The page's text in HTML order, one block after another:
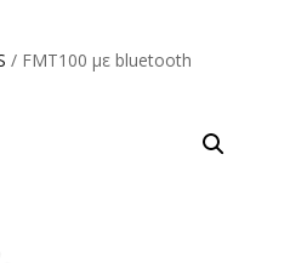
/ FMT100 με bluetooth